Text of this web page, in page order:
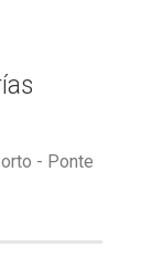
- Ponte